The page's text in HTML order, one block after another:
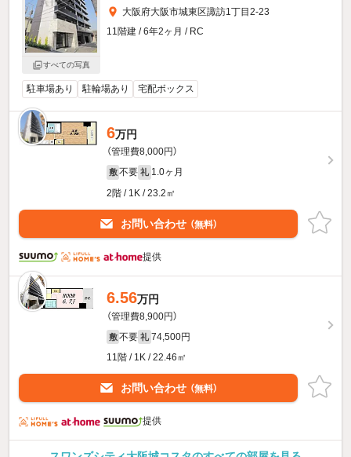
すべての写真
大阪府大阪市城東区諏訪1丁目2-23
11階建 / 6年2ヶ月 / RC
駐車場あり 駐輪場あり 宅配ボックス
6万円
（管理費8,000円）
敷 不要 礼 1.0ヶ月
2階 / 1K / 23.2㎡
お問い合わせ （無料）
提供
6.56万円
（管理費8,900円）
敷 不要 礼 74,500円
11階 / 1K / 22.46㎡
お問い合わせ （無料）
提供